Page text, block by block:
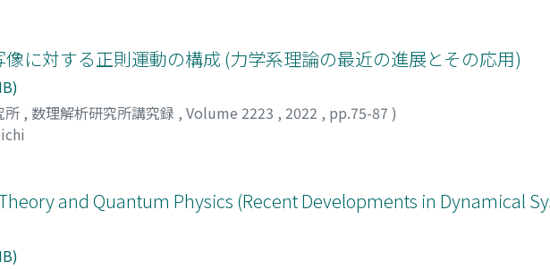
Later Medynets (K. Medynets (2006)) showed that every Cantor aperiodic
map acting on the space of infinite paths of an ordered Bratteli diagram.
Bratteli diagrams from a topologically conjugacy classes of a triple (χ, φ, B),
is called a basic set. In this manuscript, we explain some basic concepts that
to the case in which there may be a lot of periodic orbits. In doing this, the work
and 0. Karpel(2019)) plays an important role.
に対する正則運動の構成 (力学系理論の最近の進展とその応用)
所 , 数理解析研究所講究録 , Volume 2223 , 2022 , pp.75-87 )
and Quantum Physics (Recent Developments in Dynamical